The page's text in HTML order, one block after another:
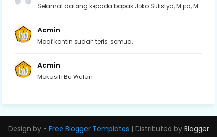
Selamat datang kepada bapak Joko Sulistya, M.pd, M...
Admin
Maaf kantin sudah terisi semua.
Admin
Makasih Bu Wulan
Design by - Free Blogger Templates | Distributed by Blogger